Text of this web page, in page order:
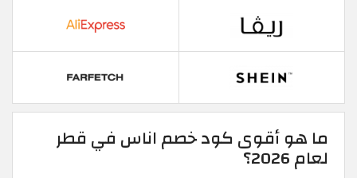
ما هو أقوى كود خصم اناس في قطر
لعام 2026؟